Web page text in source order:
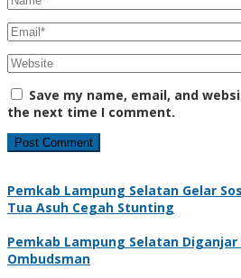
Save my name, email, and
the next time I comment.
Pemkab Lampung Selatan Gelar
Tua Asuh Cegah Stunting
Pemkab Lampung Selatan
Ombudsman